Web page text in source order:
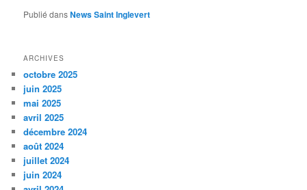
Publié dansNews Saint Inglevert
ARCHIVES
octobre 2025
juin 2025
mai 2025
avril 2025
décembre 2024
août 2024
juillet 2024
juin 2024